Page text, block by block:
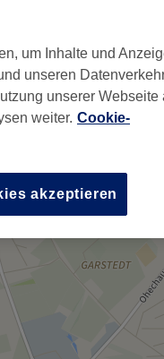
um Inhalte und
unseren
unserer Webseite
weiter. Cookie-
akzeptieren